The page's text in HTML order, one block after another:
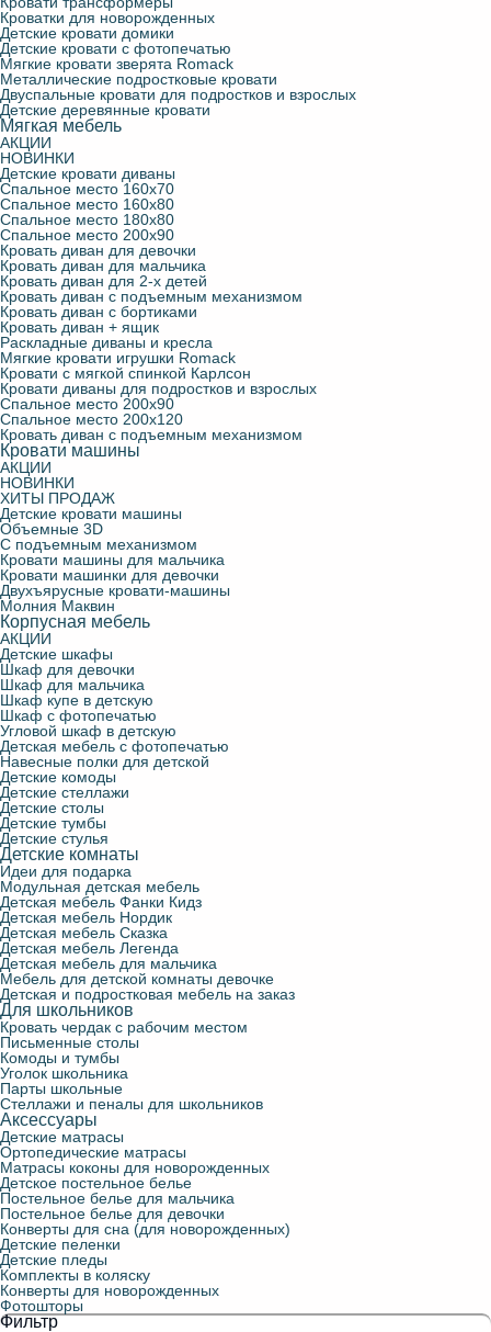
Кроватки для новорожденных
Детские кровати домики
Детские кровати с фотопечатью
Мягкие кровати зверята Romack
Металлические подростковые кровати
Двуспальные кровати для подростков и взрослых
Детские деревянные кровати
Мягкая мебель
АКЦИИ
НОВИНКИ
Детские кровати диваны
Спальное место 160х70
Спальное место 160х80
Спальное место 180х80
Спальное место 200х90
Кровать диван для девочки
Кровать диван для мальчика
Кровать диван для 2-х детей
Кровать диван с подъемным механизмом
Кровать диван с бортиками
Кровать диван + ящик
Раскладные диваны и кресла
Мягкие кровати игрушки Romack
Кровати с мягкой спинкой Карлсон
Кровати диваны для подростков и взрослых
Спальное место 200х90
Спальное место 200х120
Кровать диван с подъемным механизмом
Кровати машины
АКЦИИ
НОВИНКИ
ХИТЫ ПРОДАЖ
Детские кровати машины
Объемные 3D
С подъемным механизмом
Кровати машины для мальчика
Кровати машинки для девочки
Двухъярусные кровати-машины
Молния Маквин
Корпусная мебель
АКЦИИ
Детские шкафы
Шкаф для девочки
Шкаф для мальчика
Шкаф купе в детскую
Шкаф с фотопечатью
Угловой шкаф в детскую
Детская мебель с фотопечатью
Навесные полки для детской
Детские комоды
Детские стеллажи
Детские столы
Детские тумбы
Детские стулья
Детские комнаты
Идеи для подарка
Модульная детская мебель
Детская мебель Фанки Кидз
Детская мебель Нордик
Детская мебель Сказка
Детская мебель Легенда
Детская мебель для мальчика
Мебель для детской комнаты девочке
Детская и подростковая мебель на заказ
Для школьников
Кровать чердак с рабочим местом
Письменные столы
Комоды и тумбы
Уголок школьника
Парты школьные
Стеллажи и пеналы для школьников
Аксессуары
Детские матрасы
Ортопедические матрасы
Матрасы коконы для новорожденных
Детское постельное белье
Постельное белье для мальчика
Постельное белье для девочки
Конверты для сна (для новорожденных)
Детские пеленки
Детские пледы
Комплекты в коляску
Конверты для новорожденных
Фотошторы
Фильтр
Детские кровати чердаки
Мягкие кровати зверята Romack
Кроватки для новорожденных
Двуспальные кровати для подростков и взрослых
Металлические подростковые кровати
Кровать для троих детей
Детские деревянные кровати
Кровати трансформеры
С подъемным механизмом
Молния Маквин
Детские стулья
Навесные полки для детской
Парты школьные
Кровать диван с подъемным механизмом
Кровать диван с бортиками
Кровать диван + ящик
Раскладные диваны и кресла
Конверты для новорожденных
Фотошторы